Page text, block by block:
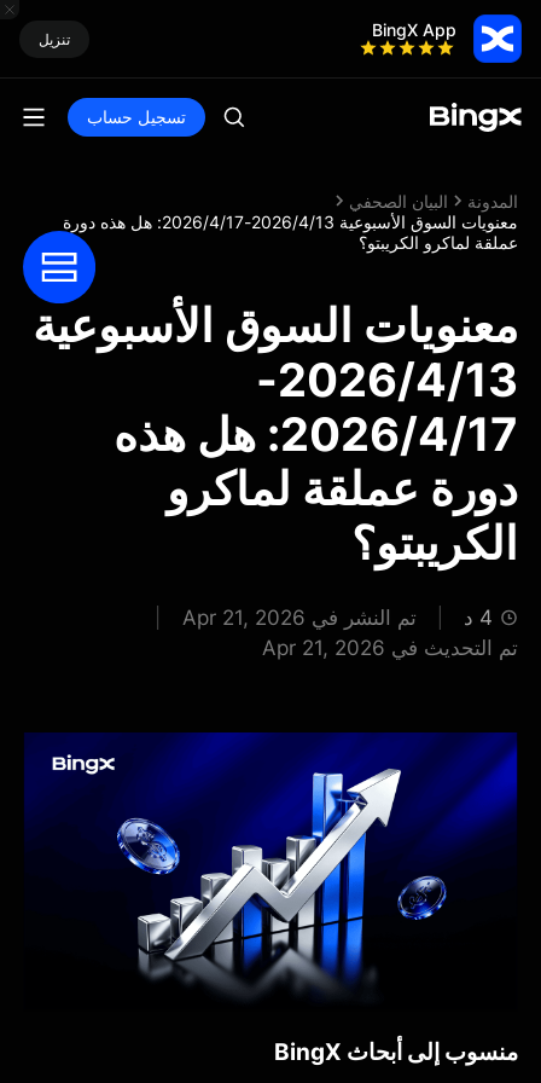
BingX App تنزيل
تسجيل حساب
المدونة
البيان الصحفي
معنويات السوق الأسبوعية 2026/4/13-2026/4/17: هل هذه دورة
عملقة لماكرو الكريبتو؟
معنويات السوق الأسبوعية
2026/4/13-
2026/4/17: هل هذه
دورة عملقة لماكرو
الكريبتو؟
4 د
تم النشر في Apr 21, 2026
تم التحديث في Apr 21, 2026
منسوب إلى أبحاث BingX